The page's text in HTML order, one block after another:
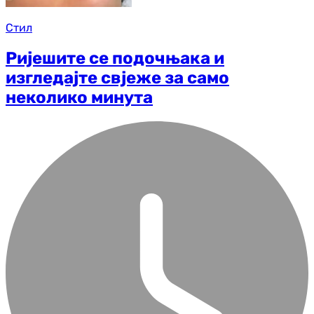
Стил
Ријешите се подочњака и
изгледајте свјеже за само
неколико минута